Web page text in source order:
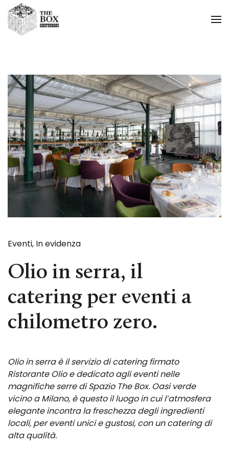
Passa al contenuto principale
Eventi, In evidenza
Olio in serra, il
catering per eventi a
chilometro zero.
Olio in serra è il servizio di catering firmato
Ristorante Olio e dedicato agli eventi nelle
magnifiche serre di Spazio The Box. Oasi verde
vicino a Milano, è questo il luogo in cui l’atmosfera
elegante incontra la freschezza degli ingredienti
locali, per eventi unici e gustosi, con un catering di
alta qualità.